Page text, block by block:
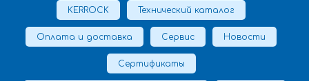
KERROCK Технический каталог
Оплата и доставка Сервис Новости
Сертификаты